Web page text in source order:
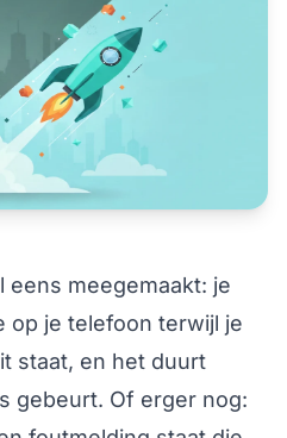
eens meegemaakt: je
op je telefoon terwijl je
staat, en het duurt
gebeurt. Of erger nog: